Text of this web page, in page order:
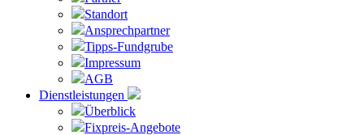
Standort
Ansprechpartner
Tipps-Fundgrube
Impressum
AGB
Dienstleistungen
Überblick
Fixpreis-Angebote